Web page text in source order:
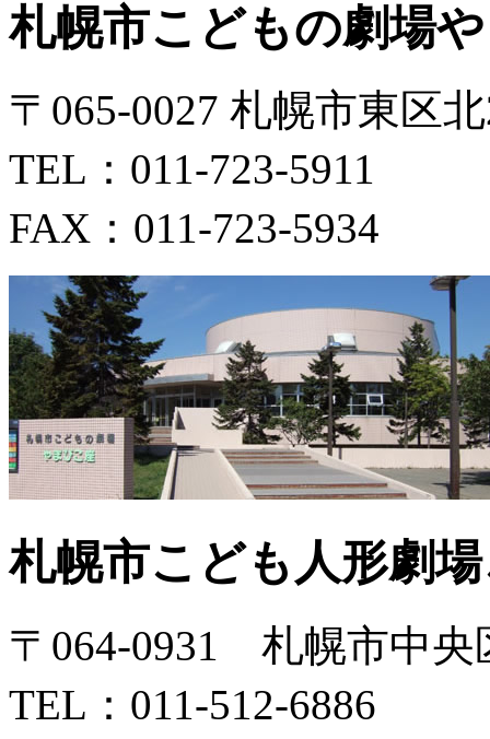
札幌市こどもの劇場
〒065-0027 札幌市東区
TEL：011-723-5911
FAX：011-723-5934
札幌市こども人形劇
〒064-0931 札幌市中央
TEL：011-512-6886